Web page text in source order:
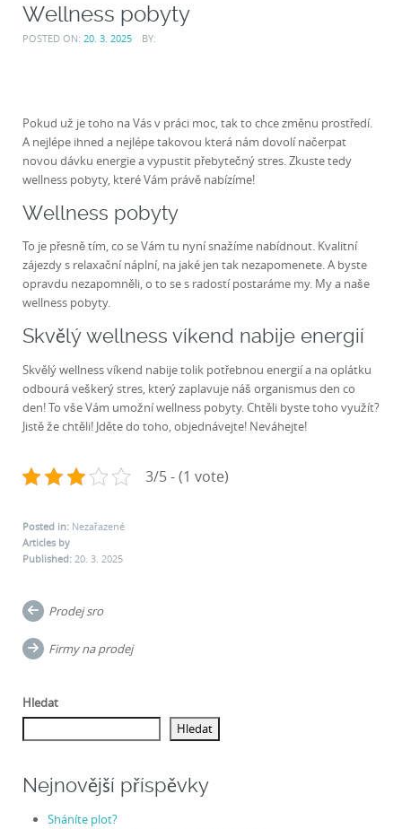
Wellness pobyty
POSTED ON: 20. 3. 2025 BY:
Pokud už je toho na Vás v práci moc, tak to chce změnu prostředí.
A nejlépe ihned a nejlépe takovou která nám dovolí načerpat
novou dávku energie a vypustit přebytečný stres. Zkuste tedy
wellness pobyty, které Vám právě nabízíme!
Wellness pobyty
To je přesně tím, co se Vám tu nyní snažíme nabídnout. Kvalitní
zájezdy s relaxační náplní, na jaké jen tak nezapomenete. A byste
opravdu nezapomněli, o to se s radostí postaráme my. My a naše
wellness pobyty.
Skvělý wellness víkend nabije energií
Skvělý wellness víkend nabije tolik potřebnou energií a na oplátku
odbourá veškerý stres, který zaplavuje náš organismus den co
den! To vše Vám umožní wellness pobyty. Chtěli byste toho využít?
Jistě že chtěli! Jděte do toho, objednávejte! Neváhejte!
3/5 - (1 vote)
Posted in: Nezařazené
Articles by
Published: 20. 3. 2025
Post
navigation
Prodej sro
Firmy na prodej
Hledat
Hledat
Nejnovější příspěvky
Sháníte plot?